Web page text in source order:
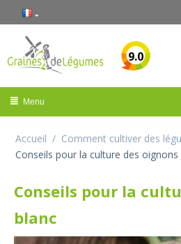
9.0
Menu
Accueil / Comment cultiver des
Conseils pour la culture des oignons
Conseils pour la
blanc